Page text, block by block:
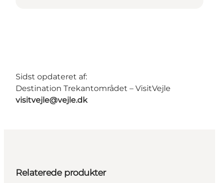
Sidst opdateret af:
Destination Trekantområdet – VisitVejle
visitvejle@vejle.dk
Relaterede produkter